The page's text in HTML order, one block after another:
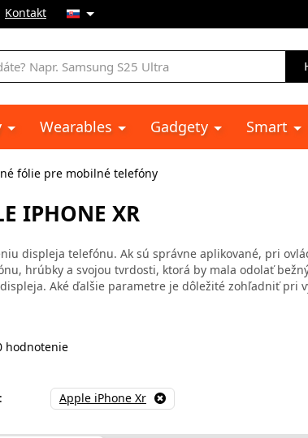
Kontakt
Wearables Gadgety Smart
fólie pre mobilné telefóny
IPHONE XR
displeja telefónu. Ak sú správne aplikované, pri
hrúbky a svojou tvrdosti, ktorá by mala odolať
Aké ďalšie parametre je dôležité zohľadniť pri
hodnotenie
Apple iPhone Xr